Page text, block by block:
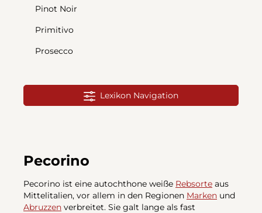
Pinot Noir
Primitivo
Prosecco
Lexikon Navigation
Pecorino
Pecorino ist eine autochthone weiße Rebsorte aus
Mittelitalien, vor allem in den Regionen Marken und
Abruzzen verbreitet. Sie galt lange als fast